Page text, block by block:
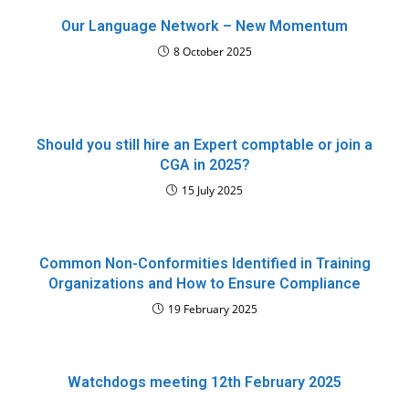
Our Language Network – New Momentum
8 October 2025
Should you still hire an Expert comptable or join a
CGA in 2025?
15 July 2025
Common Non-Conformities Identified in Training
Organizations and How to Ensure Compliance
19 February 2025
Watchdogs meeting 12th February 2025